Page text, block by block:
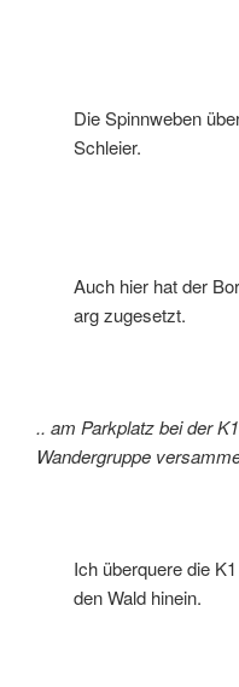
Die Spinnweben
Schleier.
Auch hier hat der
arg zugesetzt.
.. am Parkplatz bei der
Wandergruppe
Ich überquere die
den Wald hinein.